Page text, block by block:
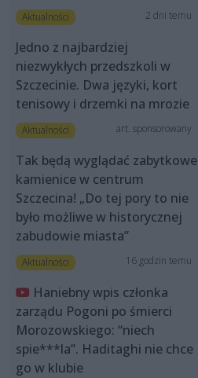
Aktualności 2 dni temu
Jedno z najbardziej
niezwykłych przedszkoli w
Szczecinie. Dwa języki, kort
tenisowy i drzemki na mrozie
Aktualności art. sponsorowany
Tak będą wyglądać zabytkowe
kamienice w centrum
Szczecina! „Do tej pory to nie
było możliwe w historycznej
zabudowie miasta”
Aktualności 16 godzin temu
Haniebny wpis członka
zarządu Pogoni po śmierci
Morozowskiego: “niech
spie***la”. Haditaghi nie chce
go w klubie